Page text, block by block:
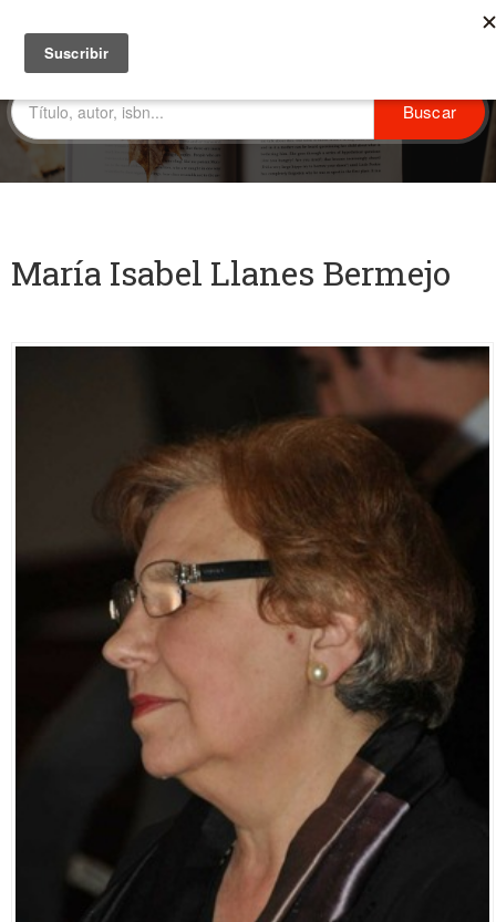
María Isabel Llanes Bermejo